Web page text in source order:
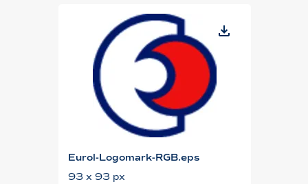
Eurol-Logomark-RGB.eps
93 x 93 px